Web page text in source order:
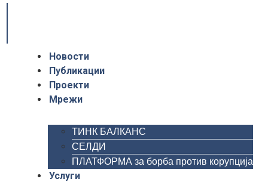
Новости
Публикации
Проекти
Мрежи
ТИНК БАЛКАНС
СЕЛДИ
ПЛАТФОРМА за борба против корупција
Услуги